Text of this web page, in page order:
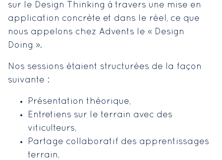
sur le Design Thinking à travers une mise en
application concrète et dans le réel, ce que
nous appelons chez Advents le « Design
Doing ».
Nos sessions étaient structurées de la façon
suivante :
Présentation théorique,
Entretiens sur le terrain avec des
viticulteurs,
Partage collaboratif des apprentissages
terrain,